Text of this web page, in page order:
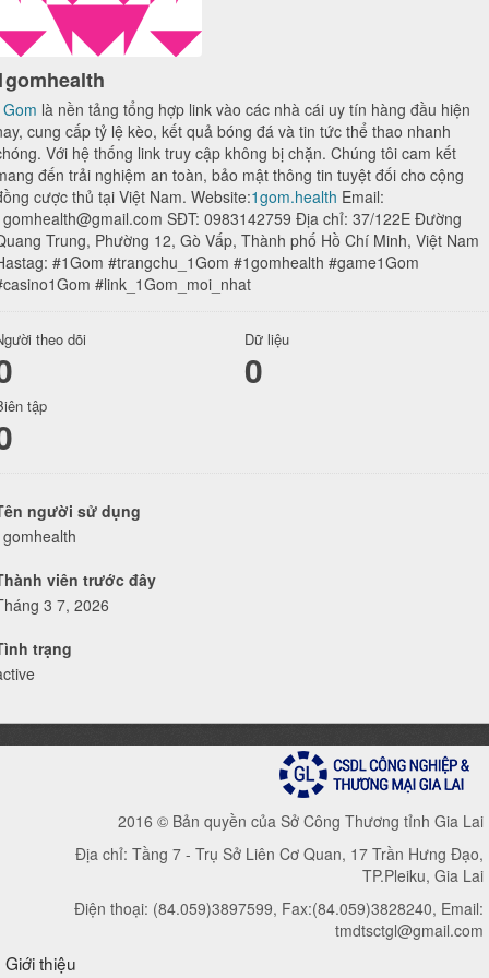
là nền tảng tổng hợp link vào các nhà cái uy tín hàng đầu hiện
cung cấp tỷ lệ kèo, kết quả bóng đá và tin tức thể thao nhanh
Với hệ thống link truy cập không bị chặn. Chúng tôi cam kết
đến trải nghiệm an toàn, bảo mật thông tin tuyệt đối cho cộng
cược thủ tại Việt Nam. Website:1gom.health Email:
SĐT: 0983142759 Địa chỉ: 37/122E Đường
Trung, Phường 12, Gò Vấp, Thành phố Hồ Chí Minh, Việt Nam
#1Gom #trangchu_1Gom #1gomhealth #game1Gom
#link_1Gom_moi_nhat
theo dõi Dữ liệu
0
tập
người sử dụng
viên trước đây
3 7, 2026
trạng
2016 © Bản quyền của Sở Công Thương tỉnh Gia Lai
Địa chỉ: Tầng 7 - Trụ Sở Liên Cơ Quan, 17 Trần Hưng Đạo,
TP.Pleiku, Gia Lai
Điện thoại: (84.059)3897599, Fax:(84.059)3828240, Email:
tmdtsctgl@gmail.com
Giới thiệu